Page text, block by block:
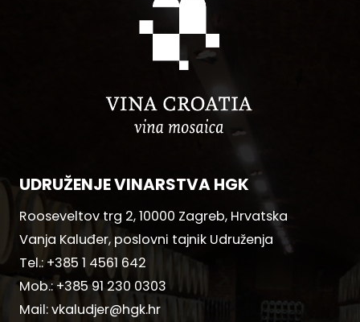
UDRUŽENJE VINARSTVA HGK
Rooseveltov trg 2, 10000 Zagreb, Hrvatska
Vanja Kaluđer, poslovni tajnik Udruženja
Tel.:+385 1 4561 642
Mob.: +385 91 230 0303
Mail:vkaludjer@hgk.hr